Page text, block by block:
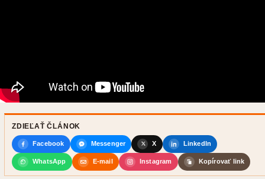
ZDIEĽAŤ ČLÁNOK
Facebook Messenger X LinkedIn
WhatsApp E-mail Instagram Kopírovať link